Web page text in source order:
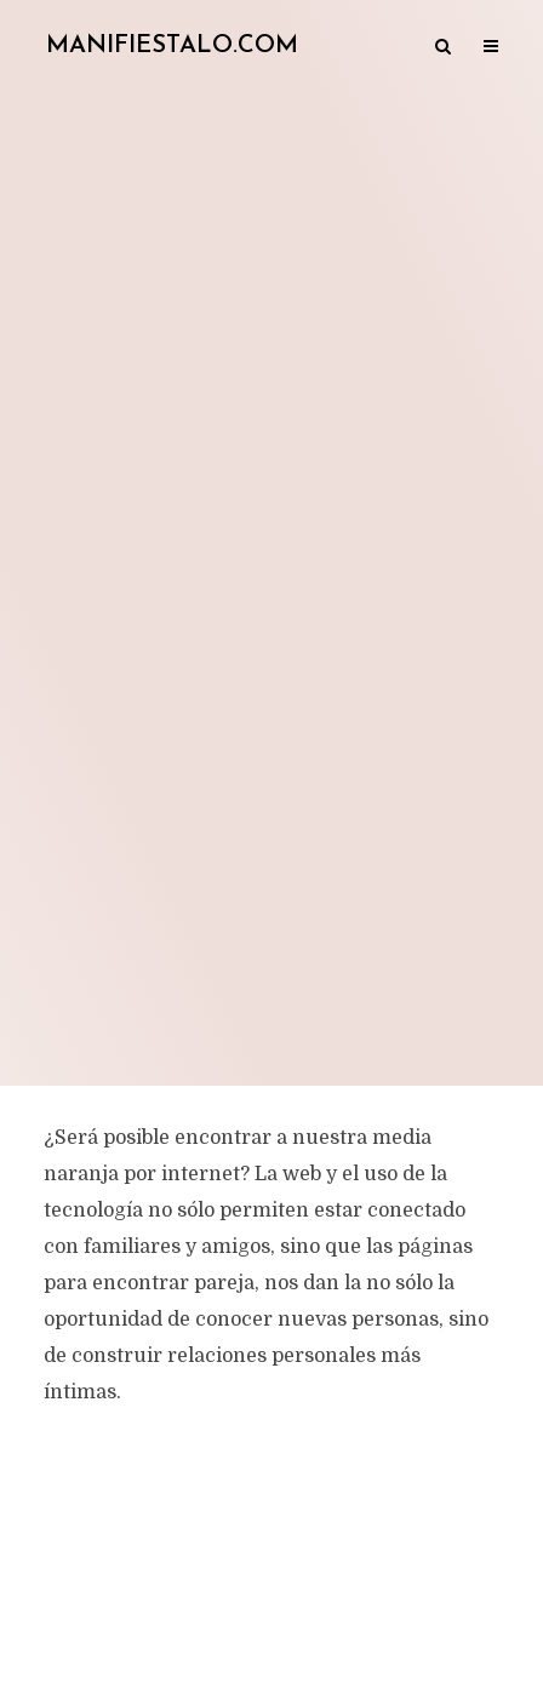
MANIFIESTALO.COM
¿Será posible encontrar a nuestra media
naranja por internet? La web y el uso de la
tecnología no sólo permiten estar conectado
con familiares y amigos, sino que las páginas
para encontrar pareja, nos dan la no sólo la
oportunidad de conocer nuevas personas, sino
de construir relaciones personales más
íntimas.